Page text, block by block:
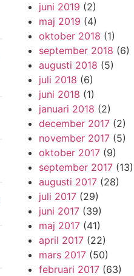
juni 2019 (2)
maj 2019 (4)
oktober 2018 (1)
september 2018 (6)
augusti 2018 (5)
juli 2018 (6)
juni 2018 (1)
januari 2018 (2)
december 2017 (2)
november 2017 (5)
oktober 2017 (9)
september 2017 (13)
augusti 2017 (28)
juli 2017 (29)
juni 2017 (39)
maj 2017 (41)
april 2017 (22)
mars 2017 (50)
februari 2017 (63)